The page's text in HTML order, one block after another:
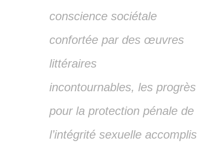
conscience sociétale
confortée par des œuvres
littéraires
incontournables, les progrès
pour la protection pénale de
l’intégrité sexuelle accomplis